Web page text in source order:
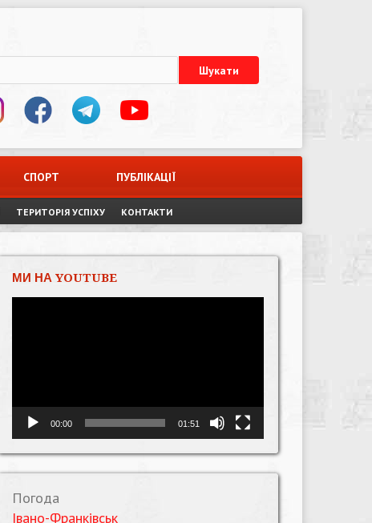
СПОРТ ПУБЛІКАЦІЇ
ТЕРИТОРІЯ УСПІХУ КОНТАКТИ
МИ НА YOUTUBE
00:00 01:51
Погода
Івано-Франківськ